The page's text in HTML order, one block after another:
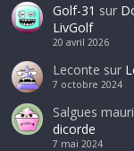
Golf-31 sur
LivGolf
20 avril 2026
Leconte sur
7 octobre 2024
Salgues
dicorde
7 mai 2024